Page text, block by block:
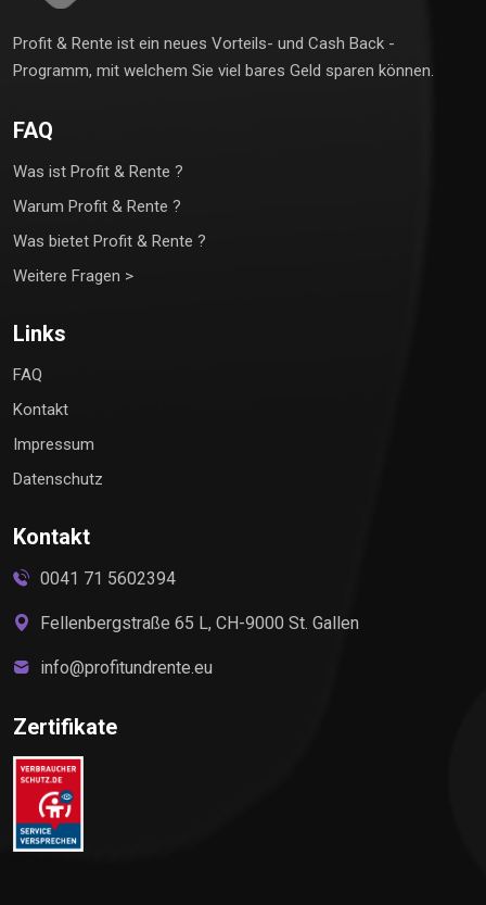
Profit & Rente ist ein neues Vorteils- und Cash Back -
Programm, mit welchem Sie viel bares Geld sparen können.
FAQ
Was ist Profit & Rente ?
Warum Profit & Rente ?
Was bietet Profit & Rente ?
Weitere Fragen >
Links
FAQ
Kontakt
Impressum
Datenschutz
Kontakt
0041 71 5602394
Fellenbergstraße 65 L, CH-9000 St. Gallen
info@profitundrente.eu
Zertifikate